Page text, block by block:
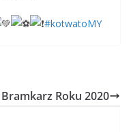
#kotwatoMY
Bramkarz Roku 2020